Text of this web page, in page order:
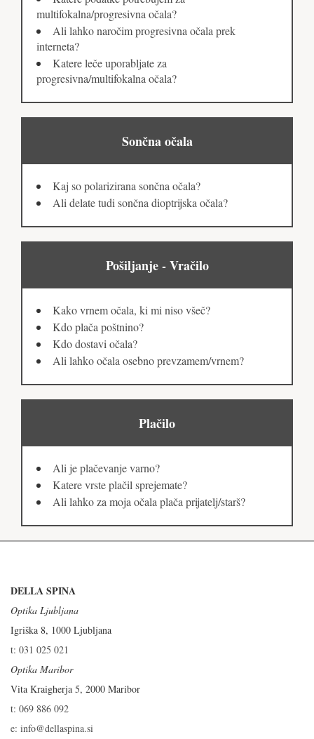
multifokalna/progresivna očala?
Ali lahko naročim progresivna očala prek
interneta?
Katere leče uporabljate za
progresivna/multifokalna očala?
Sončna očala
Kaj so polarizirana sončna očala?
Ali delate tudi sončna dioptrijska očala?
Pošiljanje - Vračilo
Kako vrnem očala, ki mi niso všeč?
Kdo plača poštnino?
Kdo dostavi očala?
Ali lahko očala osebno prevzamem/vrnem?
Plačilo
Ali je plačevanje varno?
Katere vrste plačil sprejemate?
Ali lahko za moja očala plača prijatelj/starš?
DELLA SPINA
Optika Ljubljana
Igriška 8, 1000 Ljubljana
t: 031 025 021
Optika Maribor
Vita Kraigherja 5, 2000 Maribor
t: 069 886 092
e: info@dellaspina.si